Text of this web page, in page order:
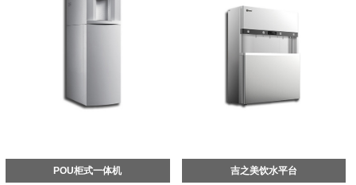
POU柜式一体机 吉之美饮水平台